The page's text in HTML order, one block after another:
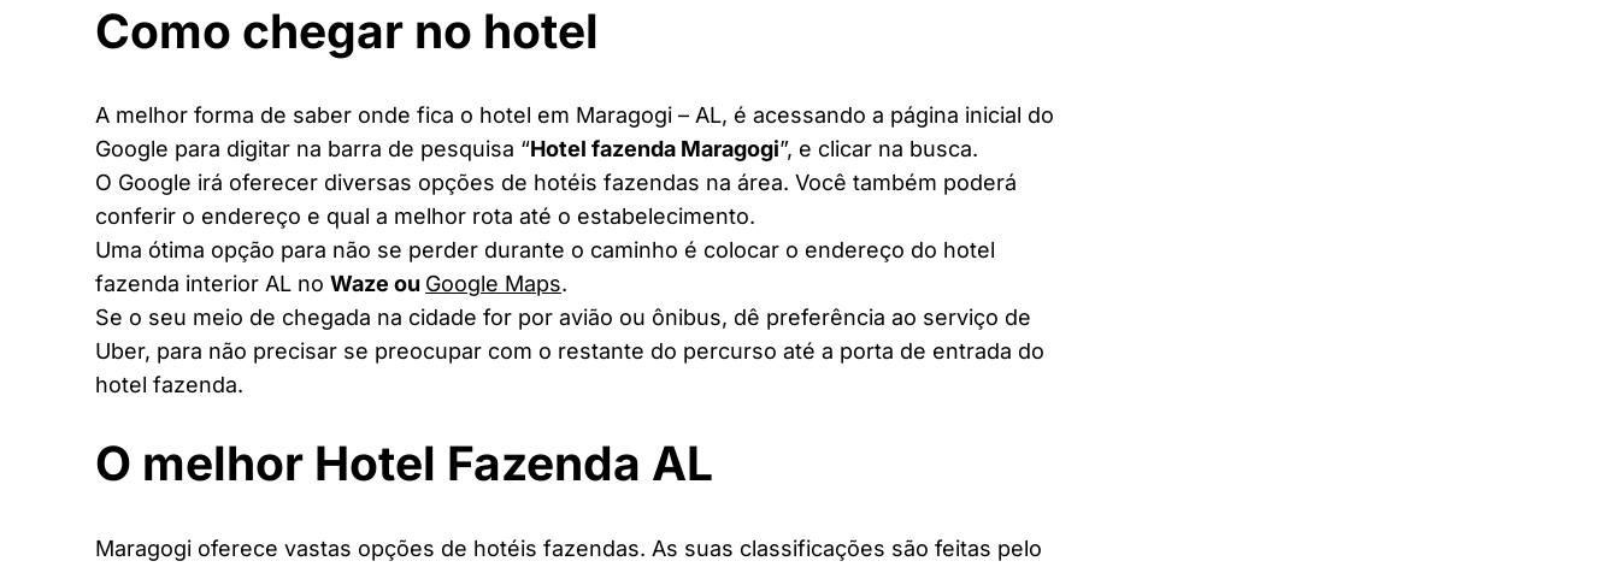
Como chegar no hotel
A melhor forma de saber onde fica o hotel em Maragogi – AL, é acessando a página inicial do
Google para digitar na barra de pesquisa “Hotel fazenda Maragogi”, e clicar na busca.
O Google irá oferecer diversas opções de hotéis fazendas na área. Você também poderá
conferir o endereço e qual a melhor rota até o estabelecimento.
Uma ótima opção para não se perder durante o caminho é colocar o endereço do hotel
fazenda interior AL no Waze ou Google Maps.
Se o seu meio de chegada na cidade for por avião ou ônibus, dê preferência ao serviço de
Uber, para não precisar se preocupar com o restante do percurso até a porta de entrada do
hotel fazenda.
O melhor Hotel Fazenda AL
Maragogi oferece vastas opções de hotéis fazendas. As suas classificações são feitas pelo